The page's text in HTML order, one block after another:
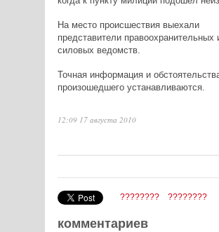
На место происшествия выехали
представители правоохранительных
силовых ведомств.
Точная информация и
произошедшего устанавливаются.
12:09 17 августа 2010
???????? ????????
комментариев